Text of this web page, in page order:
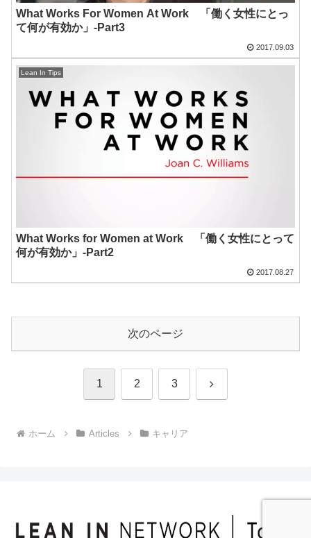
What Works For Women At Work 「働く女性にとっ
て何が有効か」-Part3
2017.09.03
Lean In Tips
What Works for Women at Work 「働く女性にとって
何が有効か」-Part2
2017.08.27
次のページ
1 2 3 次
ホーム Articles キャリア